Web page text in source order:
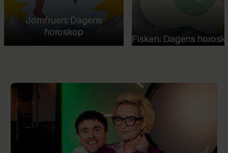
Jomfruen: Dagens
horoskop
Fisken: Dagens